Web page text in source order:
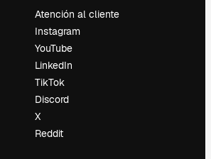
Atención al cliente
Instagram
YouTube
LinkedIn
TikTok
Discord
X
Reddit